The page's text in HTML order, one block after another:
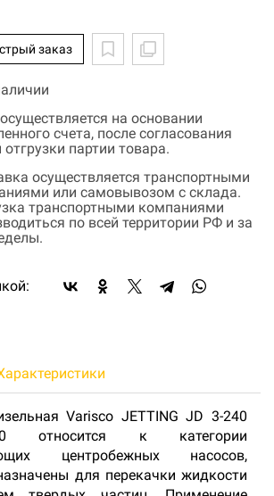
заказ
на основании
счета, после согласования
отгрузки партии товара.
осуществляется транспортными
или самовывозом с склада.
транспортными компаниями
по всей территории РФ и за
Varisco JETTING JD 3-240
относится к категории
центробежных насосов,
для перекачки жидкости